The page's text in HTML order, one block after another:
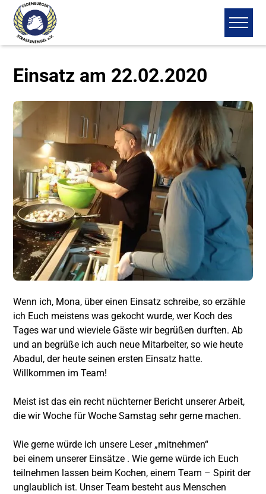
Einsatz am 22.02.2020
Wenn ich, Mona, über einen Einsatz schreibe, so erzähle
ich Euch meistens was gekocht wurde, wer Koch des
Tages war und wieviele Gäste wir begrüßen durften. Ab
und an begrüße ich auch neue Mitarbeiter, so wie heute
Abadul, der heute seinen ersten Einsatz hatte.
Willkommen im Team!
Meist ist das ein recht nüchterner Bericht unserer Arbeit,
die wir Woche für Woche Samstag sehr gerne machen.
Wie gerne würde ich unsere Leser „mitnehmen“
bei einem unserer Einsätze . Wie gerne würde ich Euch
teilnehmen lassen beim Kochen, einem Team – Spirit der
unglaublich ist. Unser Team besteht aus Menschen